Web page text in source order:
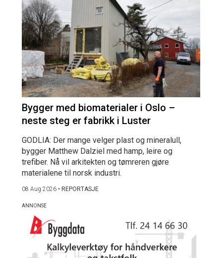
Bygger med biomaterialer i Oslo –
neste steg er fabrikk i Luster
GODLIA: Der mange velger plast og mineralull,
bygger Matthew Dalziel med hamp, leire og
trefiber. Nå vil arkitekten og tømreren gjøre
materialene til norsk industri.
08 Aug 2026 • REPORTASJE